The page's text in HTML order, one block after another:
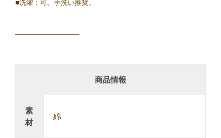
─────────────
商品情報
素
材
綿